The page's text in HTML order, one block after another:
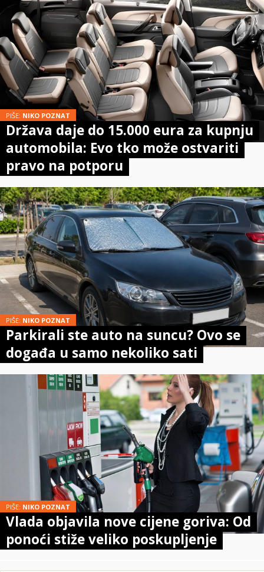
PIŠE: NIKO POZNAT
Država daje do 15.000 eura za kupnju
automobila: Evo tko može ostvariti
pravo na potporu
PIŠE: NIKO POZNAT
Parkirali ste auto na suncu? Ovo se
događa u samo nekoliko sati
PIŠE: NIKO POZNAT
Vlada objavila nove cijene goriva: Od
ponoći stiže veliko poskupljenje